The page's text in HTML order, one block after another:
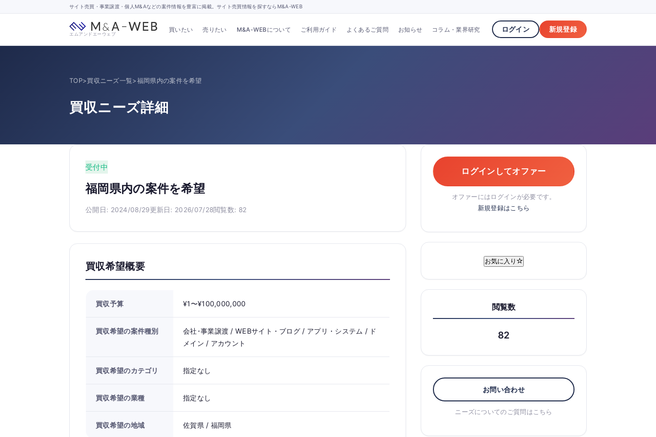
サイト売買・事業譲渡・個人M&Aなどの案件情報を豊富に掲載。サイト売買情報を探すならM&A-WEB
エムアンドエーウェブ
買いたい 売りたい M&A-WEBについて ご利用ガイド よくあるご質問 お知らせ コラム・業界研究 ログイン 新規登録
TOP>買収ニーズ一覧>福岡県内の案件を希望
買収ニーズ詳細
受付中
福岡県内の案件を希望
公開日: 2024/08/29更新日: 2026/07/28閲覧数: 82
買収希望概要
買収予算 ¥1〜¥100,000,000
買収希望の案件種別
会社･事業譲渡 / WEBサイト・ブログ / アプリ・システム / ド
メイン / アカウント
買収希望のカテゴリ 指定なし
買収希望の業種 指定なし
買収希望の地域 佐賀県 / 福岡県
ログインしてオファー
オファーにはログインが必要です。
新規登録はこちら
お気に入り
閲覧数
82
お問い合わせ
ニーズについてのご質問はこちら